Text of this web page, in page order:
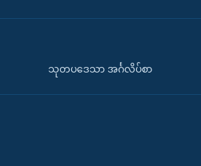
သုတပဒေသာ အင်္ဂလိပ်စာ